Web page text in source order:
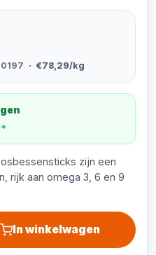
· €78,29/kg
zijn een
rijk aan omega 3, 6 en 9
In winkelwagen